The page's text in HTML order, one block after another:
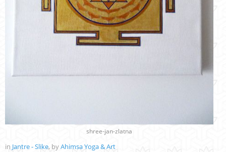
shree-jan-zlatna
in Jantre - Slike, byAhimsa Yoga & Art